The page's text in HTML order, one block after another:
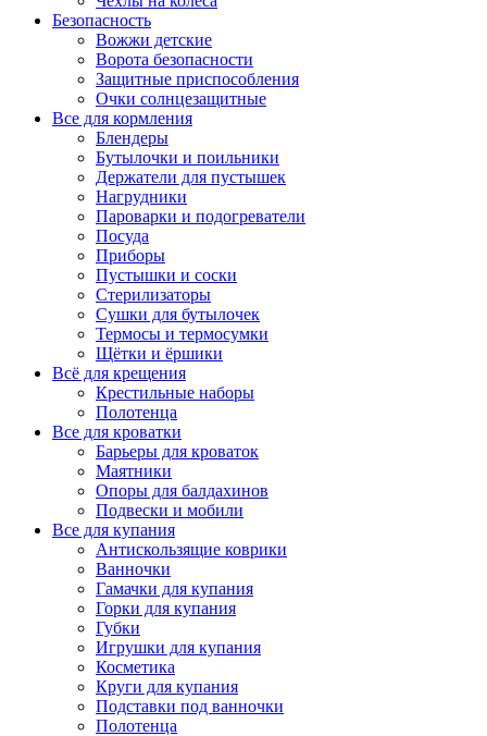
Безопасность
Вожжи детские
Ворота безопасности
Защитные приспособления
Очки солнцезащитные
Все для кормления
Блендеры
Бутылочки и поильники
Держатели для пустышек
Нагрудники
Пароварки и подогреватели
Посуда
Приборы
Пустышки и соски
Стерилизаторы
Сушки для бутылочек
Термосы и термосумки
Щётки и ёршики
Всё для крещения
Крестильные наборы
Полотенца
Все для кроватки
Барьеры для кроваток
Маятники
Опоры для балдахинов
Подвески и мобили
Все для купания
Антискользящие коврики
Ванночки
Гамачки для купания
Горки для купания
Губки
Игрушки для купания
Косметика
Круги для купания
Подставки под ванночки
Полотенца